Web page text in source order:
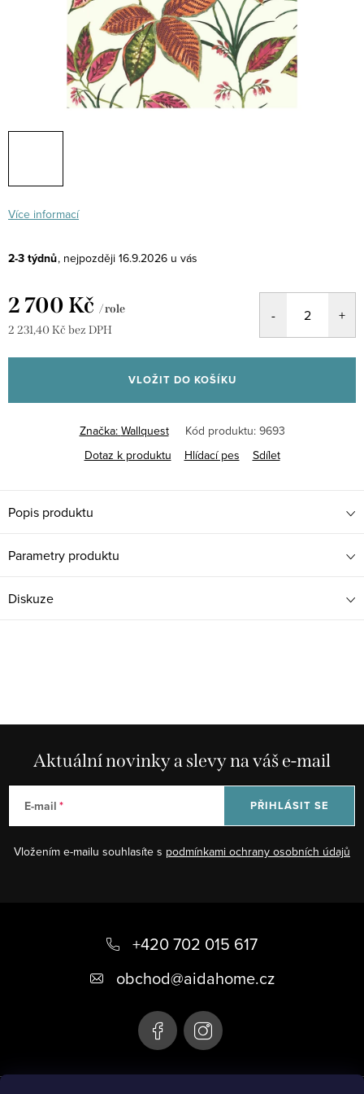
Více informací
2-3 týdnů 16.9.2026
2 700 Kč / role
2 231,40 Kč bez DPH
cena:
VLOŽIT DO KOŠÍKU
Značka: Wallquest Kód produktu: 9693
Dotaz k produktu
Hlídací pes Sdílet
Popis produktu
Parametry produktu
Diskuze
Aktuální novinky a slevy na váš e-mail
E-mail
Vložením e-mailu souhlasíte s podmínkami ochrany osobních údajů
PŘIHLÁSIT SE
+420 702 015 617
obchod@aidahome.cz